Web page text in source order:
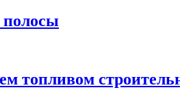
полосы
топливом